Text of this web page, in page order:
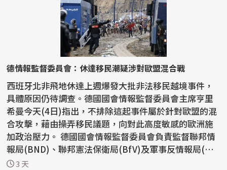
德情報監督委員會：休達移民潮疑涉對歐盟混合戰
西班牙北非飛地休達上週爆發大批非法移民越境事件，
具體原因仍待調查。德國國會情報監督委員會主席亨里
希曼今天(4日)指出，不排除這起事件屬於針對歐盟的混
合攻擊，藉由操弄移民議題，向對此高度敏感的歐洲施
加政治壓力。 德國國會情報監督委員會負責監督聯邦情
報局(BND)、聯邦憲法保衛局(BfV)及軍事反情報局(MA
D)...
3 天